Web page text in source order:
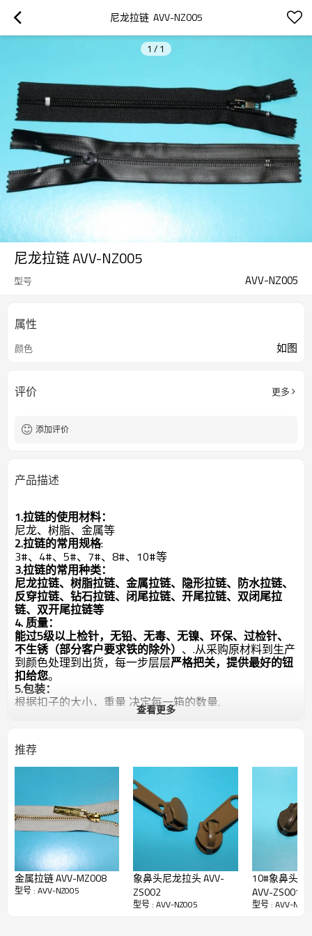
尼龙拉链  AVV-NZ005
1 / 1
尼龙拉链 AVV-NZ005
型号 AVV-NZ005
属性
颜色 如图
评价 更多
添加评价
产品描述
1.拉链的使用材料：
尼龙、树脂、金属等
2.拉链的常用规格:
3#、4#、5#、7#、8#、10#等
3.拉链的常用种类：
尼龙拉链、树脂拉链、金属拉链、隐形拉链、防水拉链、
反穿拉链、钻石拉链、闭尾拉链、开尾拉链、双闭尾拉
链、双开尾拉链等
4. 质量：
能过5级以上检针，无铅、无毒、无镍、环保、过检针、
不生锈（部分客户要求铁的除外） 、.从采购原材料到生产
到颜色处理到出货，每一步层层严格把关，提供最好的钮
扣给您。
5.包装：
根据扣子的大小，重量 决定每一箱的数量.
默认包装方式：塑料袋包装---箱子包装---封口---固井字
可按照客户要求使用各种包装方式.
6.样品申请：
样品可免费提供,运费,需要收方承担.
如暂无客户指定的颜色,规格,款式需要临时制作样品将另
谈打样费.打样费下大货都可以退回
7.交易（付款）方式：
国内客户: 支持银行转账,支票,现付,快递代收,（现金,月
结） 具体详谈
.售前售后服务：
谢谢各位新老客户,我们会以完善的服务和高质量稳定的
产品来回馈您的支持
查看更多
推荐
金属拉链 AVV-MZ008
型号 : AVV-NZ005
象鼻头尼龙拉头 AVV-
ZS002
型号 : AVV-NZ005
10#象鼻头尼
AVV-ZS001
型号 : AVV-